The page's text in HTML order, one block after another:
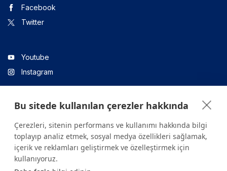
Facebook
Twitter
Youtube
Instagram
Linkedin
Sitede yer alan tüm içerikler yalnızca bilgilendirme amaçlıdır.
Sağlığınızla ilgili sorularınız için mutlaka doktoruza ya da bir sağlık
Bu sitede kullanılan çerezler hakkında
Çerezleri, sitenin performans ve kullanımı hakkında bilgi
toplayıp analiz etmek, sosyal medya özellikleri sağlamak,
içerik ve reklamları geliştirmek ve özelleştirmek için
kullanıyoruz.